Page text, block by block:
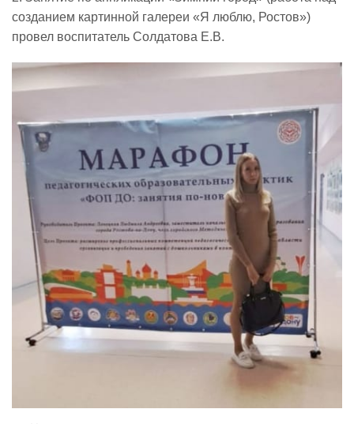
созданием картинной галереи «Я люблю, Ростов»)
провел воспитатель Солдатова Е.В.